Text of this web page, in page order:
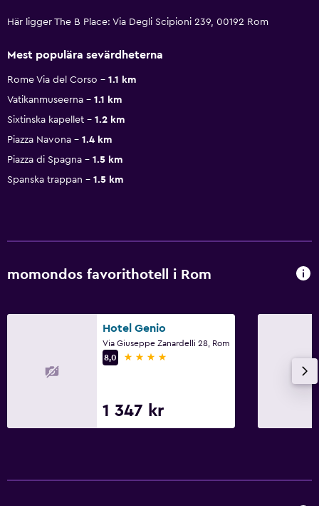
Här ligger The B Place: Via Degli Scipioni 239, 00192 Rom
Mest populära sevärdheterna
Rome Via del Corso
1.1 km
Vatikanmuseerna
1.1 km
Sixtinska kapellet
1.2 km
Piazza Navona
1.4 km
Piazza di Spagna
1.5 km
Spanska trappan
1.5 km
momondos favorithotell i Rom
Hotel Genio
Via Giuseppe Zanardelli 28, Rom
8,0
4 stjärnor
1 347 kr